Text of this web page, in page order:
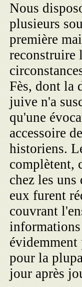
Nous
plusieurs
première
reconstruire
Fès, dont la
juive n'a
qu'une
accessoire
historiens.
complètent,
chez les
eux furent
couvrant
pour la
jour après